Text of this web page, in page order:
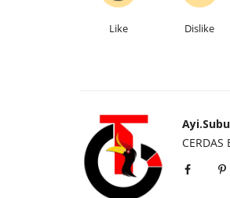
Like Dislike
CERDAS